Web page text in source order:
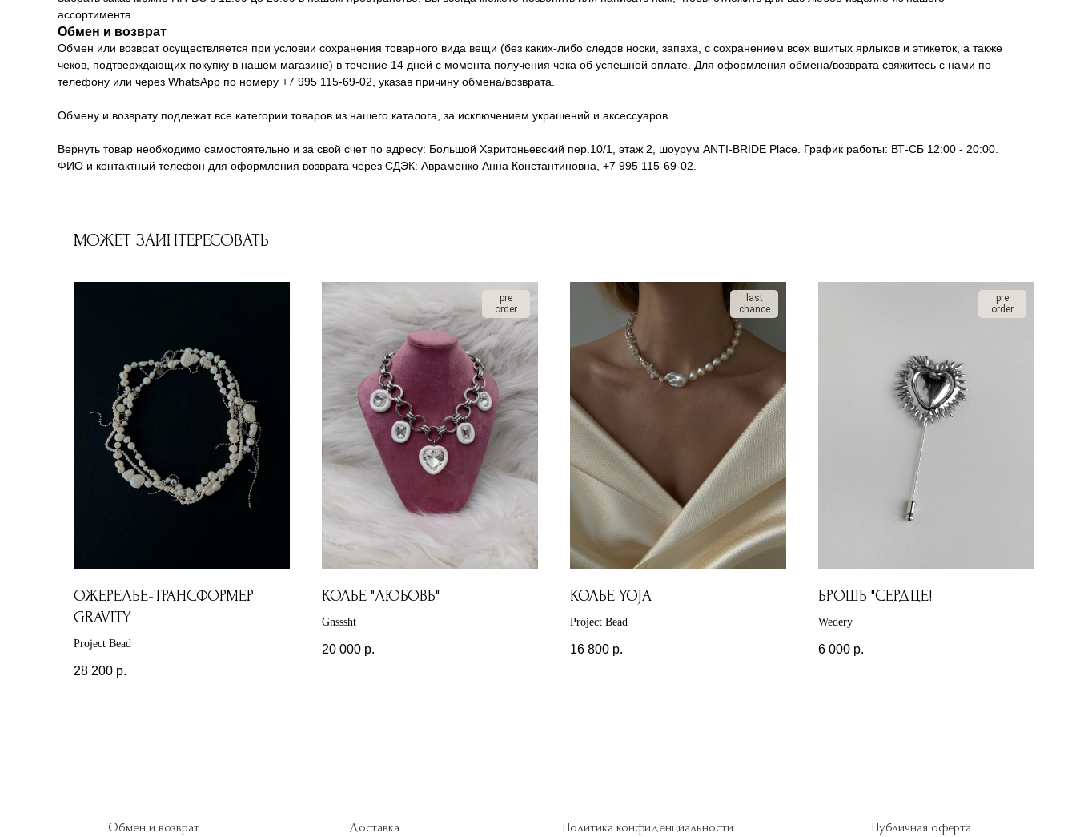
ассортимента.
Обмен и возврат
Обмен или возврат осуществляется при условии сохранения товарного вида вещи (без каких-либо следов носки, запаха, с сохранением всех вшитых ярлыков и этикеток, а также
чеков, подтверждающих покупку в нашем магазине) в течение 14 дней с момента получения чека об успешной оплате. Для оформления обмена/возврата свяжитесь с нами по
телефону или через WhatsApp по номеру +7 995 115-69-02, указав причину обмена/возврата.
Обмену и возврату подлежат все категории товаров из нашего каталога, за исключением украшений и аксессуаров.
Вернуть товар необходимо самостоятельно и за свой счет по адресу: Большой Харитоньевский пер.10/1, этаж 2, шоурум ANTI-BRIDE Place. График работы: ВТ-СБ 12:00 - 20:00.
ФИО и контактный телефон для оформления возврата через СДЭК: Авраменко Анна Константиновна, +7 995 115-69-02.
МОЖЕТ ЗАИНТЕРЕСОВАТЬ
ОЖЕРЕЛЬЕ-ТРАНСФОРМЕР
GRAVITY
Project Bead
28 200 р.
pre
order
КОЛЬЕ "ЛЮБОВЬ"
Gnsssht
20 000 р.
last
chance
КОЛЬЕ YOJA
Project Bead
16 800 р.
pre
order
БРОШЬ "СЕРДЦЕ!
Wedery
6 000 р.
Обмен и возврат Доставка Политика конфиденциальности Публичная оферта